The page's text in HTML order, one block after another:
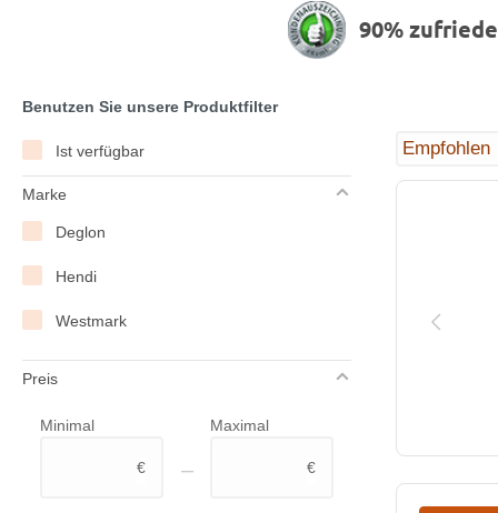
90%
Benutzen Sie unsere Produktfilter
Ist verfügbar
Marke
Deglon
Hendi
Westmark
Preis
Minimal
€ –
Maximal
€